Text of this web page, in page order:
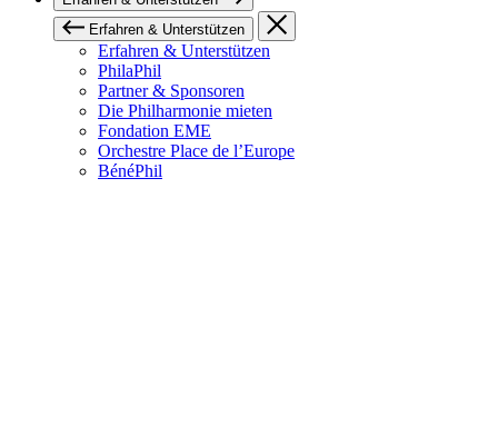
Erfahren & Unterstützen
Erfahren & Unterstützen
PhilaPhil
Partner & Sponsoren
Die Philharmonie mieten
Fondation EME
Orchestre Place de l’Europe
BénéPhil